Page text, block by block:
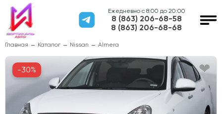
Ежедневно с 8:00 до 20:00
8 (863) 206-68-58
8 (863) 206-68-68
Главная Каталог Nissan Almera
-30%